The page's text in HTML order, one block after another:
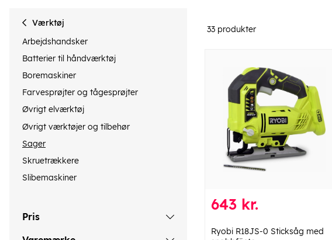
Værktøj
Arbejdshandsker
Batterier til håndværktøj
Boremaskiner
Farvesprøjter og tågesprøjter
Øvrigt elværktøj
Øvrigt værktøjer og tilbehør
Sager
Skruetrækkere
Slibemaskiner
Pris
33 produkter
643 kr.
Ryobi R18JS-0 Sticksåg med